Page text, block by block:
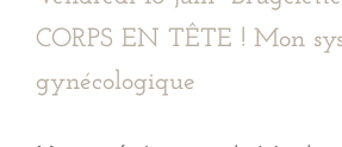
CORPS EN TÊTE ! Mon
gynécologique